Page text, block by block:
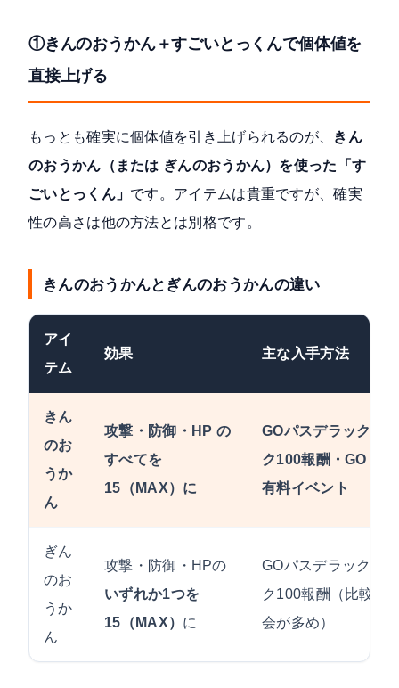
①きんのおうかん＋すごいとっくんで個体値を
直接上げる
もっとも確実に個体値を引き上げられるのが、 きん
のおうかん（または ぎんのおうかん）を使った「す
ごいとっくん」 です。アイテムは貴重ですが、確実
性の高さは他の方法とは別格です。
きんのおうかんとぎんのおうかんの違い
アイ
テム
効果 主な入手方法
きん
のお
うか
ん
攻撃・防御・HP の
すべてを
15（MAX） に
GOパスデラックス
ク100報酬・GO
有料イベント
ぎん
のお
うか
ん
攻撃・防御・HPの
いずれか1つを
15（MAX） に
GOパスデラックス
ク100報酬（比較的
会が多め）